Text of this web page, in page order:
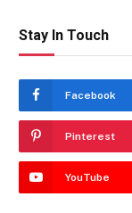
Stay In Touch
Facebook
Pinterest
YouTube